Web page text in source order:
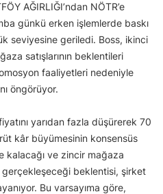
AĞIRLIĞI’ndan NÖTR’e
günkü erken işlemlerde baskı
seviyesine geriledi. Boss, ikinci
satışlarının beklentileri
faaliyetleri nedeniyle
öngörüyor.
yarıdan fazla düşürerek 70
kâr büyümesinin konsensüs
kalacağı ve zincir mağaza
gerçekleşeceği beklentisi, şirket
Bu varsayıma göre,